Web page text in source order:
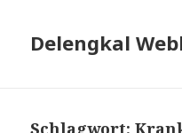
Delengkal